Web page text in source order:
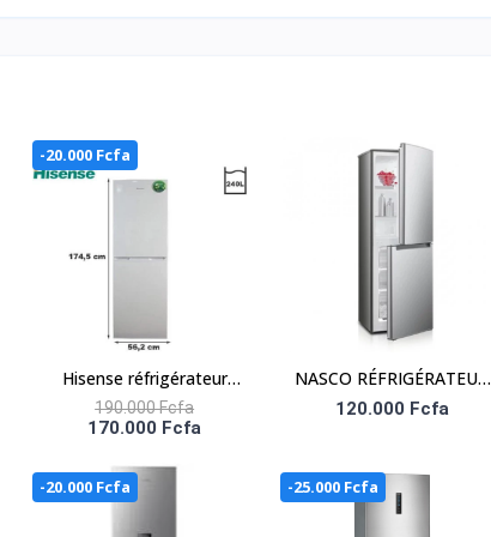
Mode eco
-20.000 Fcfa
Hisense réfrigérateur
Combiné - Rd-34dc4sa -
A+ - 240 Litres - 3 Tiroirs
Et 1 Casier - Gris
190.000 Fcfa
170.000 Fcfa
NASCO RÉFRIGÉRATEUR
COMBINÉ 140 LITRES –
120.000 Fcfa
-20.000 Fcfa -25.000 Fcfa